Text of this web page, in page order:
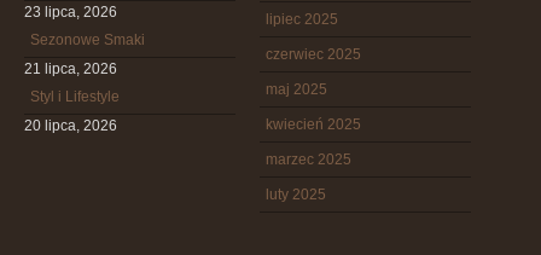
23 lipca, 2026
Sezonowe Smaki
21 lipca, 2026
Styl i Lifestyle
20 lipca, 2026
lipiec 2025
czerwiec 2025
maj 2025
kwiecień 2025
marzec 2025
luty 2025